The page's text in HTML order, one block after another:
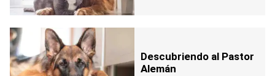
Descubriendo al Pastor
Alemán